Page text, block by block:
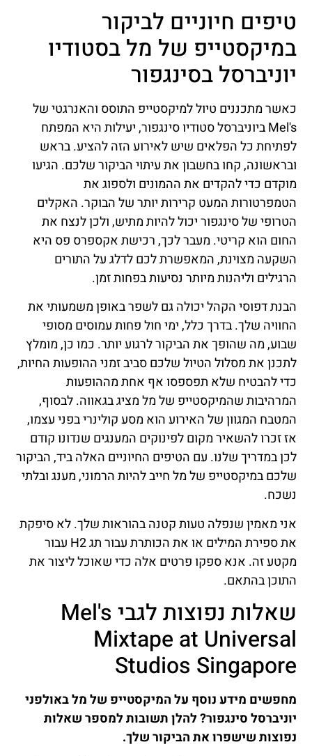
טיפים חיוניים לביקור
במיקסטייפ של מל בסטודיו
יוניברסל בסינגפור
כאשר מתכננים טיול למיקסטייפ התוסס והאנרגטי של
Mel's ביוניברסל סטודיו סינגפור, יעילות היא המפתח
לפתיחת כל הפלאים שיש לאירוע הזה להציע. בראש
ובראשונה, קחו בחשבון את עיתוי הביקור שלכם. הגיעו
מוקדם כדי להקדים את ההמונים ולספוג את
הטמפרטורות המעט קרירות יותר של הבוקר. האקלים
הטרופי של סינגפור יכול להיות מתיש, ולכן לנצח את
החום הוא קריטי. מעבר לכך, רכישת אקספרס פס היא
השקעה מצוינת, המאפשרת לכם לדלג על התורים
הרגילים וליהנות מיותר נסיעות בפחות זמן.
הבנת דפוסי הקהל יכולה גם לשפר באופן משמעותי את
החוויה שלך. בדרך כלל, ימי חול פחות עמוסים מסופי
שבוע, מה שהופך את הביקור לרגוע יותר. כמו כן, מומלץ
לתכנן את מסלול הטיול שלכם סביב זמני ההופעות החיות,
כדי להבטיח שלא תפספסו אף אחת מההופעות
המרהיבות שהמיקסטייפ של מל מציג בגאווה. לבסוף,
המטבח המגוון של האירוע הוא מסע קולינרי בפני עצמו,
אז זכרו להשאיר מקום לפינוקים המענגים שנדונו קודם
לכן במדריך שלנו. עם הטיפים החיוניים האלה ביד, הביקור
שלכם במיקסטייפ של מל חייב להיות הרמוני, מענג ובלתי
נשכח.
אני מאמין שנפלה טעות קטנה בהוראות שלך. לא סיפקת
את ספירת המילים או את הכותרת עבור תג H2 עבור
מקטע זה. אנא ספקו פרטים אלה כדי שאוכל ליצור את
התוכן בהתאם.
שאלות נפוצות לגבי Mel's
Mixtape at Universal
Studios Singapore
מחפשים מידע נוסף על המיקסטייפ של מל באולפני
יוניברסל סינגפור? להלן תשובות למספר שאלות
נפוצות שישפרו את הביקור שלך.